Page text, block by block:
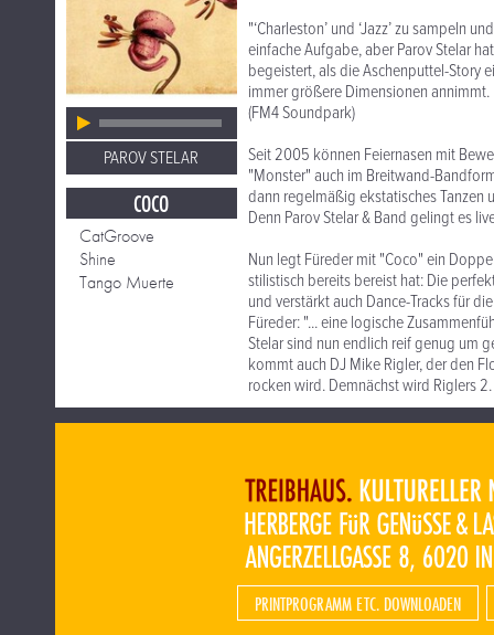
PAROV STELAR
COCO
CatGroove
Shine
Tango Muerte
"‘Charleston’ und ‘Jazz’ zu sampeln
einfache Aufgabe, aber Parov Stelar
begeistert, als die Aschenputtel-Story
immer größere Dimensionen annimmt.
(FM4 Soundpark)
Seit 2005 können Feiernasen mit
"Monster" auch im Breitwand-
dann regelmäßig ekstatisches Tanzen
Denn Parov Stelar & Band gelingt es
Nun legt Füreder mit "Coco" ein
stilistisch bereits bereist hat: Die
und verstärkt auch Dance-Tracks für
Füreder: "... eine logische
Stelar sind nun endlich reif genug um
kommt auch DJ Mike Rigler, der den
rocken wird. Demnächst wird Riglers
PRINTPROGRAMM ETC. DOWNLOADEN